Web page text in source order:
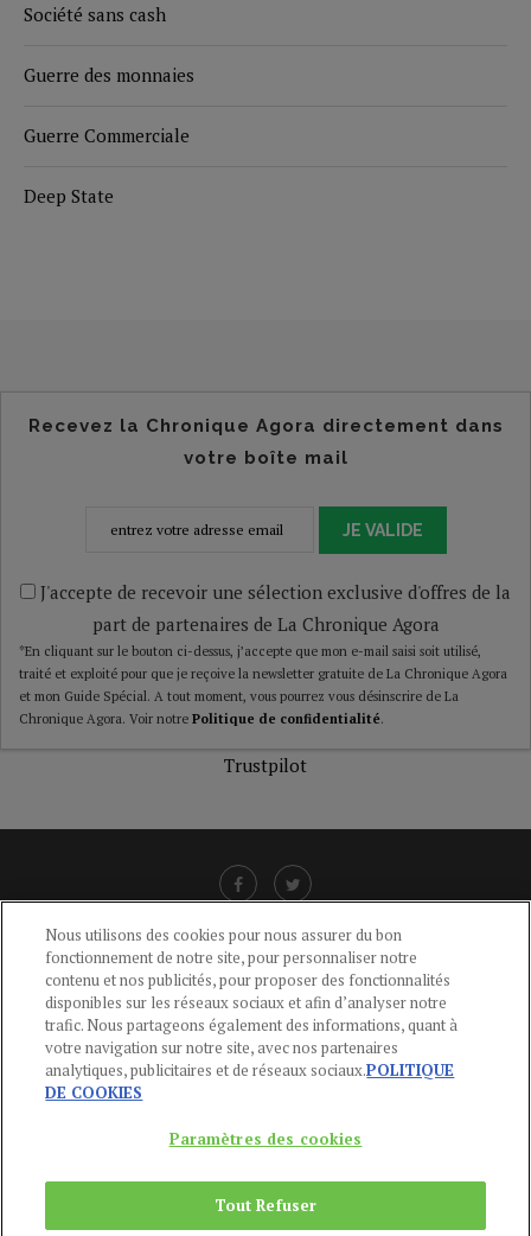
Société sans cash
Guerre des monnaies
Guerre Commerciale
Deep State
Recevez la Chronique Agora directement dans
votre boîte mail
JE VALIDE
J'accepte de recevoir une sélection exclusive d'offres de la
part de partenaires de La Chronique Agora
*En cliquant sur le bouton ci-dessus, j’accepte que mon e-mail saisi soit utilisé,
traité et exploité pour que je reçoive la newsletter gratuite de La Chronique Agora
et mon Guide Spécial. A tout moment, vous pourrez vous désinscrire de La
Chronique Agora. Voir notre Politique de confidentialité.
Trustpilot
LIENS UTILES
CGU-POLITIQUE DE CONFIDENTIALITÉ -POLITIQUE DES COOKIES
MENTIONS LÉGALES -AIDE
CONTACT
Du Lundi au Vendredi, 9h-13h et 14h-17h
Copyright © 2024
Nous utilisons des cookies pour nous assurer du bon
fonctionnement de notre site, pour personnaliser notre
contenu et nos publicités, pour proposer des fonctionnalités
disponibles sur les réseaux sociaux et afin d’analyser notre
trafic. Nous partageons également des informations, quant à
votre navigation sur notre site, avec nos partenaires
analytiques, publicitaires et de réseaux sociaux.POLITIQUE
DE COOKIES
Paramètres des cookies
Tout Refuser